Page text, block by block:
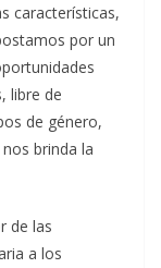
características,
por un
libre de
de género,
brinda la
de las
a los